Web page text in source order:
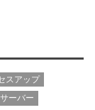
スアップ
ーバー